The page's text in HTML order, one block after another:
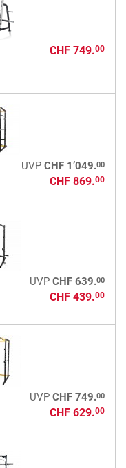
CHF 749.00
UVP CHF 1’049.00
CHF 869.00
UVP CHF 639.00
CHF 439.00
UVP CHF 749.00
CHF 629.00